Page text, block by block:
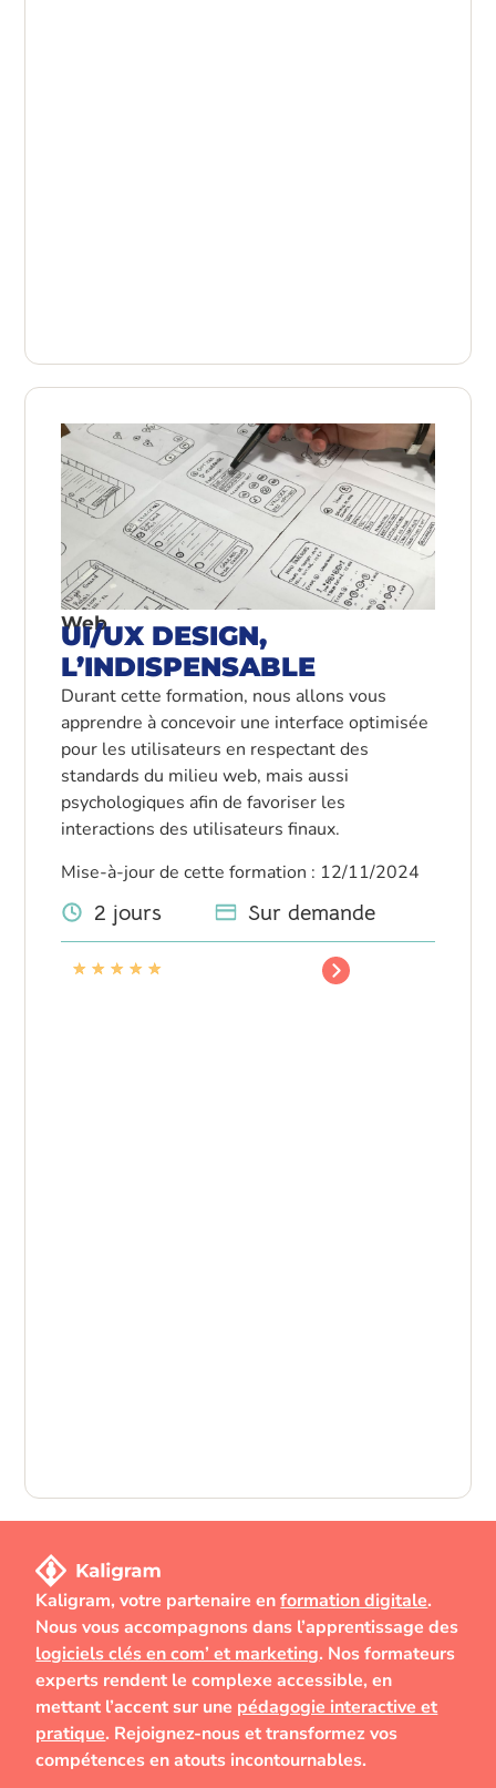
Web
UI/UX DESIGN,
L’INDISPENSABLE
Durant cette formation, nous allons vous
apprendre à concevoir une interface optimisée
pour les utilisateurs en respectant des
standards du milieu web, mais aussi
psychologiques afin de favoriser les
interactions des utilisateurs finaux.
Mise-à-jour de cette formation : 12/11/2024
2 jours Sur demande
★ ★ ★ ★ ★
Kaligram, votre partenaire enformation digitale.
Nous vous accompagnons dans l’apprentissage des
logiciels clés en com’ et marketing. Nos formateurs
experts rendent le complexe accessible, en
mettant l’accent sur une pédagogie interactive et
pratique. Rejoignez-nous et transformez vos
compétences en atouts incontournables.